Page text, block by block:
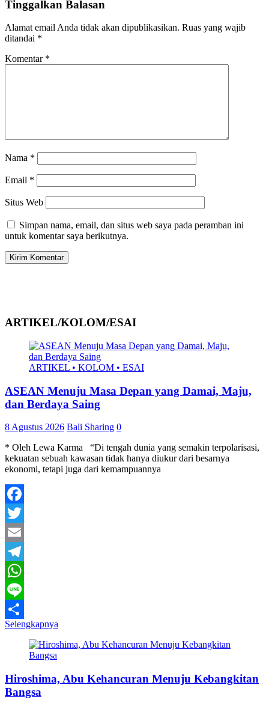
Tinggalkan Balasan
Alamat email Anda tidak akan dipublikasikan. Ruas yang wajib
ditandai *
Komentar *
Nama *
Email *
Situs Web
Simpan nama, email, dan situs web saya pada peramban ini
untuk komentar saya berikutnya.
ARTIKEL/KOLOM/ESAI
ARTIKEL • KOLOM • ESAI
ASEAN Menuju Masa Depan yang Damai, Maju,
dan Berdaya Saing
8 Agustus 2026 Bali Sharing 0
* Oleh Lewa Karma “Di tengah dunia yang semakin terpolarisasi,
kekuatan sebuah kawasan tidak hanya diukur dari besarnya
ekonomi, tetapi juga dari kemampuannya
Facebook
Twitter
Email
Telegram
WhatsApp
Line
Share
Selengkapnya
Hiroshima, Abu Kehancuran Menuju Kebangkitan
Bangsa